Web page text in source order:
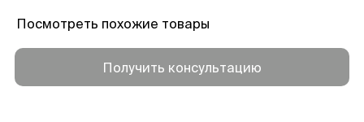
Посмотреть похожие товары
Получить консультацию